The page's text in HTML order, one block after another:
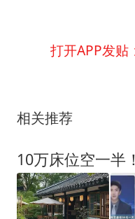
打开APP发贴
相关推荐